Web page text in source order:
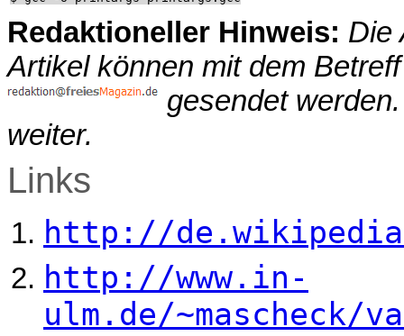
Redaktioneller Hinweis: Die
Artikel können mit dem
gesendet
weiter.
Links
http://
http://www.in-
ulm.de/~mascheck/